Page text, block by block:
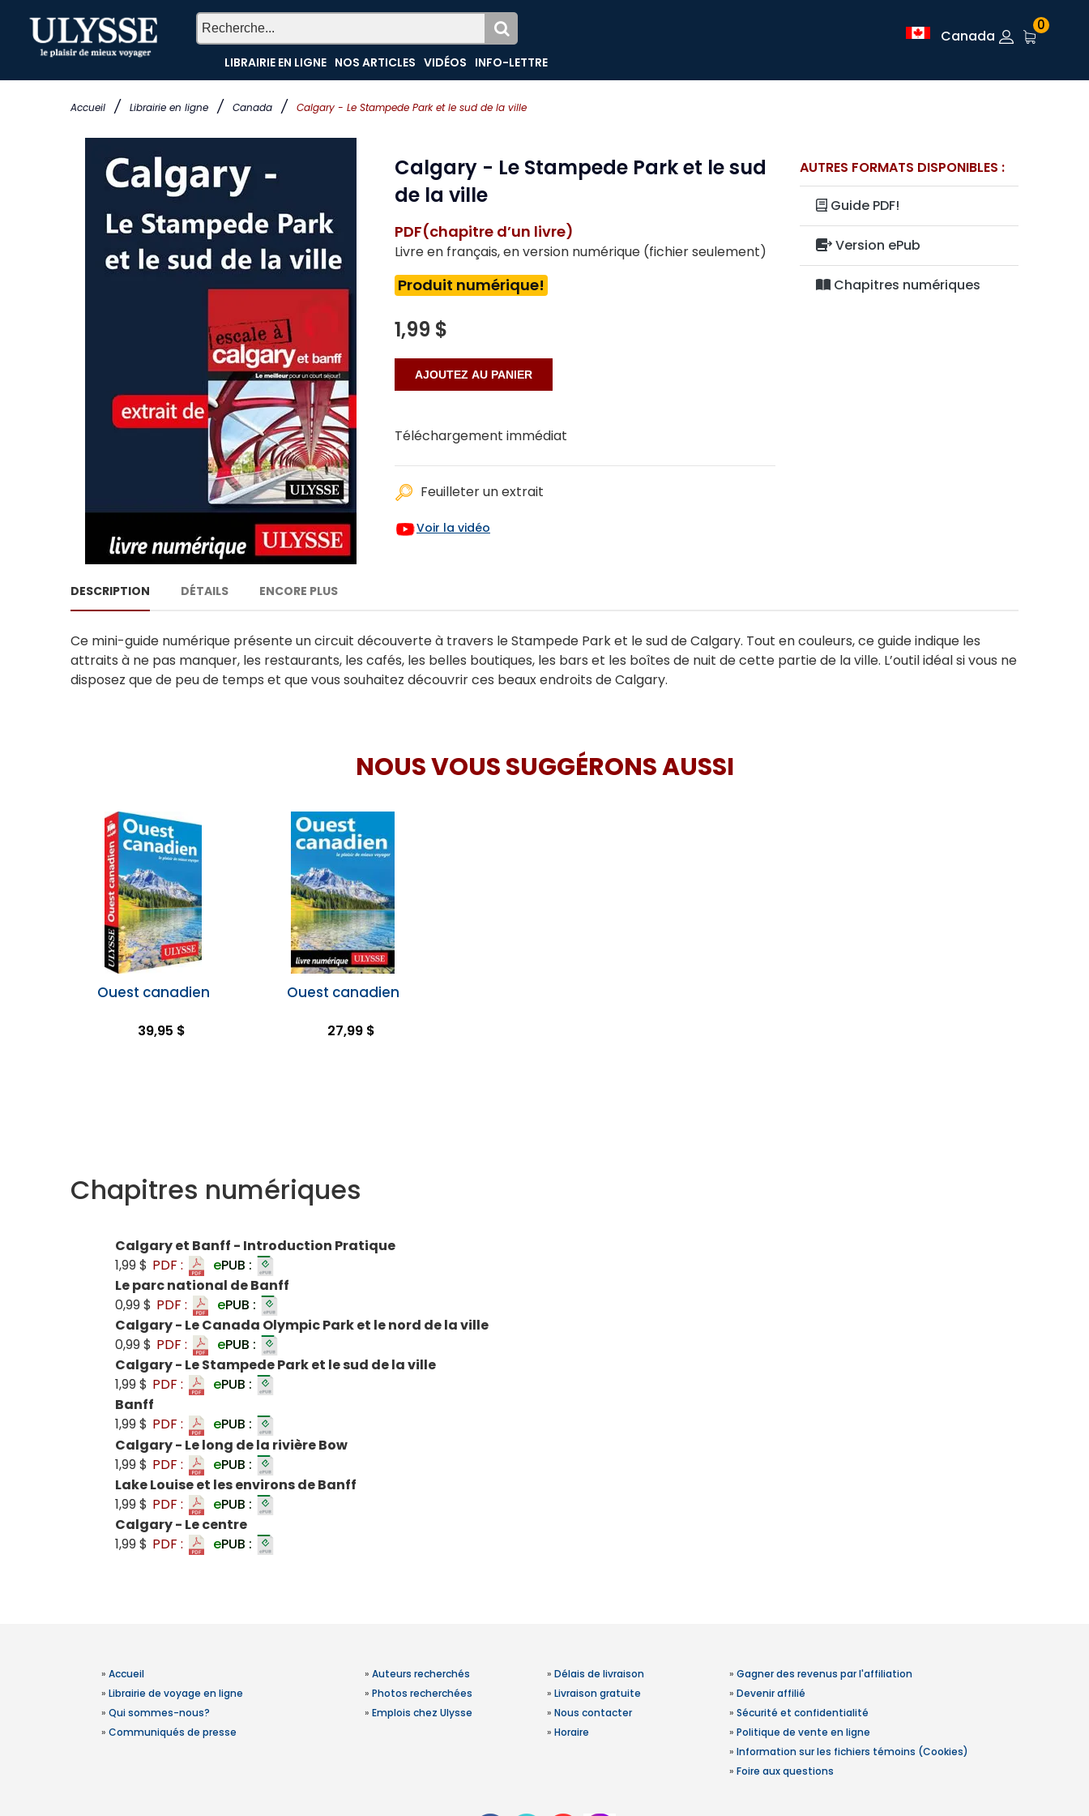
Accueil / Librairie en ligne / Canada / Calgary - Le Stampede Park et le sud de la ville
LIBRAIRIE EN LIGNE NOS ARTICLES VIDÉOS INFO-LETTRE
Canada
0
Calgary - Le Stampede Park et le sud
de la ville
PDF(chapitre d’un livre)
Livre en français, en version numérique (fichier seulement)
Produit numérique!
1,99 $
Téléchargement immédiat
Feuilleter un extrait
Voir la vidéo
AUTRES FORMATS DISPONIBLES :
Guide PDF!
Version ePub
Chapitres numériques
DESCRIPTION DÉTAILS ENCORE PLUS
Ce mini-guide numérique présente un circuit découverte à travers le Stampede Park et le sud de Calgary. Tout en couleurs, ce guide indique les
attraits à ne pas manquer, les restaurants, les cafés, les belles boutiques, les bars et les boîtes de nuit de cette partie de la ville. L’outil idéal si vous ne
disposez que de peu de temps et que vous souhaitez découvrir ces beaux endroits de Calgary.
NOUS VOUS SUGGÉRONS AUSSI
Ouest canadien
39,95 $
Ouest canadien
27,99 $
Chapitres numériques
Calgary et Banff - Introduction Pratique
1,99 $ PDF : ePUB :
Le parc national de Banff
0,99 $ PDF : ePUB :
Calgary - Le Canada Olympic Park et le nord de la ville
0,99 $ PDF : ePUB :
Calgary - Le Stampede Park et le sud de la ville
1,99 $ PDF : ePUB :
Banff
1,99 $ PDF : ePUB :
Calgary - Le long de la rivière Bow
1,99 $ PDF : ePUB :
Lake Louise et les environs de Banff
1,99 $ PDF : ePUB :
Calgary - Le centre
1,99 $ PDF : ePUB :
» Accueil
» Librairie de voyage en ligne
» Qui sommes-nous?
» Communiqués de presse
» Auteurs recherchés
» Photos recherchées
» Emplois chez Ulysse
» Délais de livraison
» Livraison gratuite
» Nous contacter
» Horaire
» Gagner des revenus par l'affiliation
» Devenir affilié
» Sécurité et confidentialité
» Politique de vente en ligne
» Information sur les fichiers témoins (Cookies)
» Foire aux questions